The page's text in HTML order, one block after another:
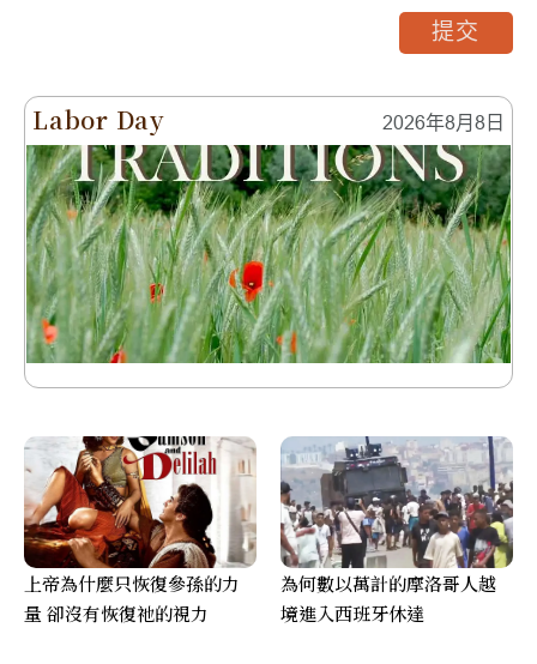
Labor Day 2026年8月8日
提交
上帝為什麼只恢復參孫的力
量 卻沒有恢復祂的視力
為何數以萬計的摩洛哥人越
境進入西班牙休達